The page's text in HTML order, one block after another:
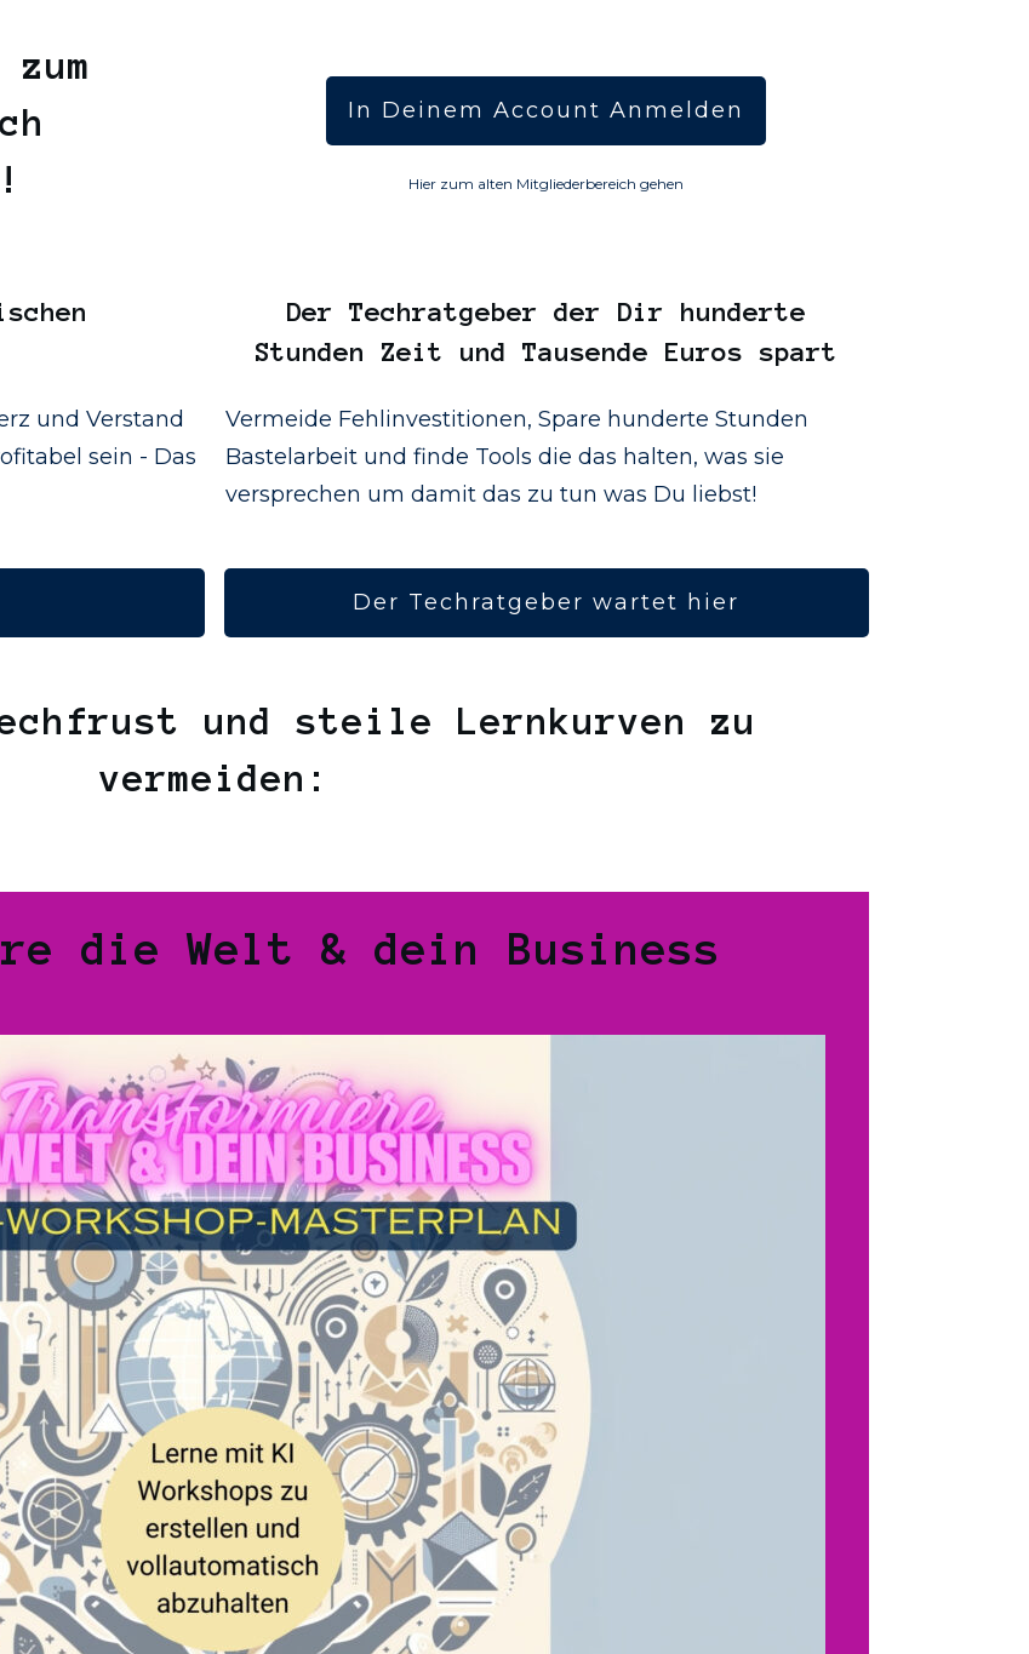
In Deinem Account Anmelden
Hier zum alten Mitgliederbereich gehen
und Verstand
sein - Das
DerTechratgeber der Dir hunderte
Stunden Zeit und Tausende Euros spart
Vermeide Fehlinvestitionen, Spare hunderte Stunden
Bastelarbeit und finde Tools die das halten, was sie
versprechen um damit das zu tun was Du liebst!
Der Techratgeber wartet hier
und steile Lernkurven zu
vermeiden:
die Welt & dein Business